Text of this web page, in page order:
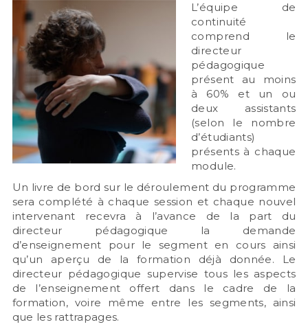
L’équipe de
continuité
comprend le
directeur
pédagogique
présent au moins
à 60% et un ou
deux assistants
(selon le nombre
d’étudiants)
présents à chaque
module.
Un livre de bord sur le déroulement du programme
sera complété à chaque session et chaque nouvel
intervenant recevra à l’avance de la part du
directeur pédagogique la demande
d’enseignement pour le segment en cours ainsi
qu’un aperçu de la formation déjà donnée. Le
directeur pédagogique supervise tous les aspects
de l’enseignement offert dans le cadre de la
formation, voire même entre les segments, ainsi
que les rattrapages.